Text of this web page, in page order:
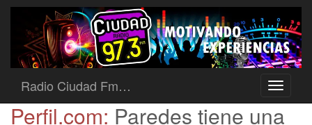
Toggle
Radio Ciudad Fm…
Perfil.com: Paredes tiene una